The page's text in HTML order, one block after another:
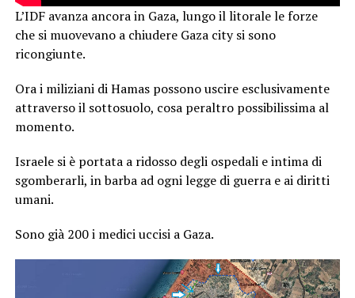
L’IDF avanza ancora in Gaza, lungo il litorale le forze
che si muovevano a chiudere Gaza city si sono
ricongiunte.
Ora i miliziani di Hamas possono uscire esclusivamente
attraverso il sottosuolo, cosa peraltro possibilissima al
momento.
Israele si è portata a ridosso degli ospedali e intima di
sgomberarli, in barba ad ogni legge di guerra e ai diritti
umani.
Sono già 200 i medici uccisi a Gaza.